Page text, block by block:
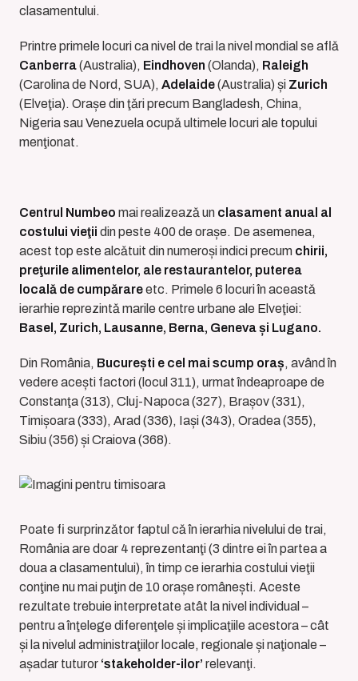
clasamentului.
Printre primele locuri ca nivel de trai la nivel mondial se aflǎ
Canberra(Australia), Eindhoven (Olanda), Raleigh
(Carolina de Nord, SUA), Adelaide(Australia) și Zurich
(Elveţia). Orașe din ţǎri precum Bangladesh, China,
Nigeria sau Venezuela ocupǎ ultimele locuri ale topului
menţionat.
Centrul Numbeo mai realizeazǎ un clasament anual al
costului vieţii din peste 400 de orașe. De asemenea,
acest top este alcǎtuit din numeroși indici precum chirii,
preţurile alimentelor, ale restaurantelor, puterea
localǎ de cumpǎrareetc. Primele 6 locuri în aceastǎ
ierarhie reprezintǎ marile centre urbane ale Elveţiei:
Basel, Zurich, Lausanne, Berna, Geneva și Lugano.
Din România, București e cel mai scump oraș, având în
vedere acești factori (locul 311), urmat îndeaproape de
Constanţa (313), Cluj-Napoca (327), Brașov (331),
Timișoara (333), Arad (336), Iași (343), Oradea (355),
Sibiu (356) și Craiova (368).
Poate fi surprinzǎtor faptul cǎ în ierarhia nivelului de trai,
România are doar 4 reprezentanţi (3 dintre ei în partea a
doua a clasamentului), în timp ce ierarhia costului vieţii
conţine nu mai puţin de 10 orașe românești. Aceste
rezultate trebuie interpretate atât la nivel individual –
pentru a înţelege diferenţele și implicaţiile acestora – cât
și la nivelul administraţiilor locale, regionale și naţionale –
așadar tuturor ‘stakeholder-ilor’ relevanţi.